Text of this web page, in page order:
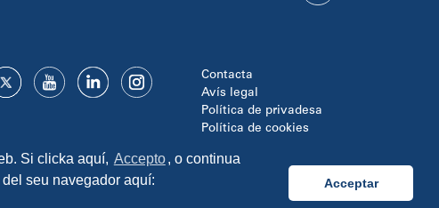
Si clicka aquí, Accepto, o continua
seu navegador aquí:
Acceptar
Contacta
Avís legal
Política de privadesa
Política de cookies
TipTop Learning